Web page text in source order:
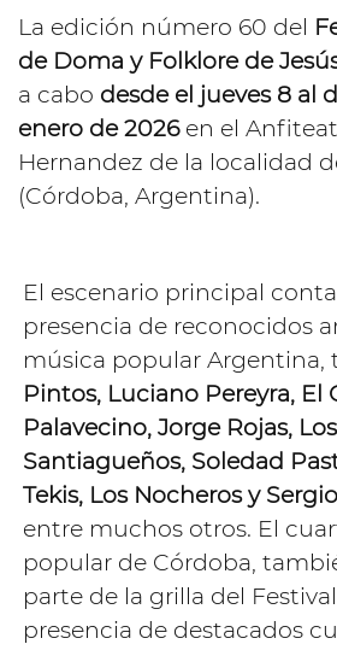
La edición número 60 del
de Doma y Folklore de
a cabo desde el jueves 8 al
enero de 2026en el
Hernandez de la localidad
(Córdoba, Argentina).
El escenario principal
presencia de reconocidos
música popular Argentina,
Pintos, Luciano Pereyra, El
Palavecino, Jorge Rojas,
Santiagueños, Soledad
Tekis, Los Nocheros y
entre muchos otros. El
popular de Córdoba,
parte de la grilla del
presencia de destacados